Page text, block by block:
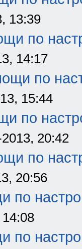
13:39
по
14:17
по
15:44
по
20:42
по
20:56
по
по